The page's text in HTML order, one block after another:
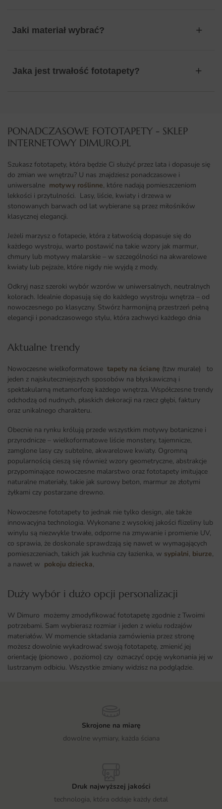
Jaki materiał wybrać?
Jaka jest trwałość fototapety?
PONADCZASOWE FOTOTAPETY - SKLEP
INTERNETOWY DIMURO.PL​
Szukasz fototapety, która będzie Ci służyć przez lata i dopasuje się
do zmian we wnętrzu? U nas znajdziesz ponadczasowe i
uniwersalne motywy roślinne, które nadają pomieszczeniom
lekkości i przytulności. Lasy, liście, kwiaty i drzewa w
stonowanych barwach od lat wybierane są przez miłośników
klasycznej elegancji.
Jeżeli marzysz o fotapecie, która z łatwością dopasuje się do
każdego wystroju, warto postawić na takie wzory jak marmur,
chmury lub motywy malarskie – w szczególności na akwarelowe
kwiaty lub pejzaże, które nigdy nie wyjdą z mody.
Odkryj nasz szeroki wybór wzorów w uniwersalnych, neutralnych
kolorach. Idealnie dopasują się do każdego wystroju wnętrza – od
nowoczesnego po klasyczny. Stwórz harmonijną przestrzeń pełną
elegancji i ponadczasowego stylu, która zachwyci każdego dnia
Aktualne trendy​
Nowoczesne wielkoformatowe tapety na ścianę (tzw murale) to
jeden z najskuteczniejszych sposobów na błyskawiczną i
spektakularną metamorfozę każdego wnętrza. Współczesne trendy
odchodzą od nudnych, płaskich dekoracji na rzecz głębi, faktury
oraz unikalnego charakteru.
Obecnie na rynku królują przede wszystkim motywy botaniczne i
przyrodnicze – wielkoformatowe liście monstery, tajemnicze,
zamglone lasy czy subtelne, akwarelowe kwiaty. Ogromną
popularnością cieszą się również wzory geometryczne, abstrakcje
przypominające nowoczesne malarstwo oraz fototapety imitujące
naturalne materiały, takie jak surowy beton, marmur ze złotymi
żyłkami czy postarzane drewno.
Nowoczesne fototapety to jednak nie tylko design, ale także
innowacyjna technologia. Wykonane z wysokiej jakości flizeliny lub
winylu są niezwykle trwałe, odporne na zmywanie i promienie UV,
co sprawia, że doskonale sprawdzają się nawet w wymagających
pomieszczeniach, takich jak kuchnia czy łazienka, w sypialni, biurze,
a nawet w pokoju dziecka,
Duży wybór i dużo opcji personalizacji ​
W Dimuro możemy zmodyfikować fototapetę zgodnie z Twoimi
potrzebami. Sam wybierasz rozmiar i jeden z wielu rodzajów
materiałów. W momencie składania zamówienia przez stronę
możesz dowolnie wykadrować swoją fototapetę, zmienić jej
orientację (pionowo , poziomo) czy oznaczyć opcję wykonania jej w
lustrzanym odbiciu. Wszystkie zmiany widzisz na podglądzie.
Skrojone na miarę
dowolne wymiary, każda ściana
Druk najwyższej jakości
technologia, która oddaje każdy detal